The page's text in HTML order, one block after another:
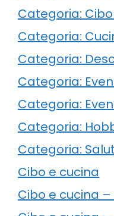
Categoria:
Categoria:
Categoria:
Categoria:
Categoria:
Categoria:
Categoria:
Cibo e cucina
Cibo e cucina